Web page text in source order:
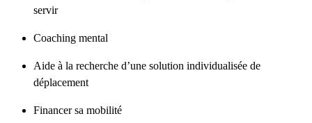
servir
Coaching mental
Aide à la recherche d’une solution individualisée de
déplacement
Financer sa mobilité